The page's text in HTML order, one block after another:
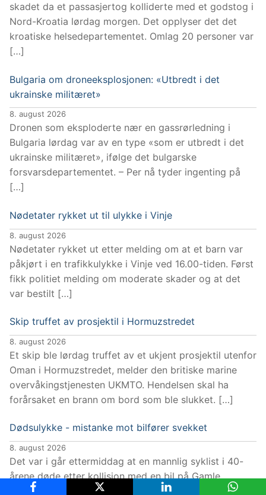
skadet da et passasjertog kolliderte med et godstog i
Nord-Kroatia lørdag morgen. Det opplyser det det
kroatiske helsedepartementet. Omlag 20 personer var
[…]
Bulgaria om droneeksplosjonen: «Utbredt i det
ukrainske militæret»
8. august 2026
Dronen som eksploderte nær en gassrørledning i
Bulgaria lørdag var av en type «som er utbredt i det
ukrainske militæret», ifølge det bulgarske
forsvarsdepartementet. – Per nå tyder ingenting på
[…]
Nødetater rykket ut til ulykke i Vinje
8. august 2026
Nødetater rykket ut etter melding om at et barn var
påkjørt i en trafikkulykke i Vinje ved 16.00-tiden. Først
fikk politiet melding om moderate skader og at det
var bestilt […]
Skip truffet av prosjektil i Hormuzstredet
8. august 2026
Et skip ble lørdag truffet av et ukjent prosjektil utenfor
Oman i Hormuzstredet, melder den britiske marine
overvåkingstjenesten UKMTO. Hendelsen skal ha
forårsaket en brann om bord som ble slukket. […]
Dødsulykke - mistanke mot bilfører svekket
8. august 2026
Det var i går ettermiddag at en mannlig syklist i 40-
årene døde etter kollisjon med en bil på Gamle
Mossevei i Akershus. Syklisten syklet i en gruppe med